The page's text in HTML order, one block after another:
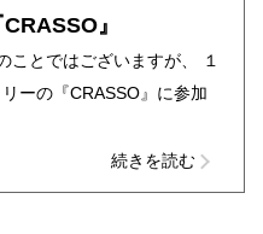
』
とではございますが、 １
ーの『CRASSO』に参加
続きを読む